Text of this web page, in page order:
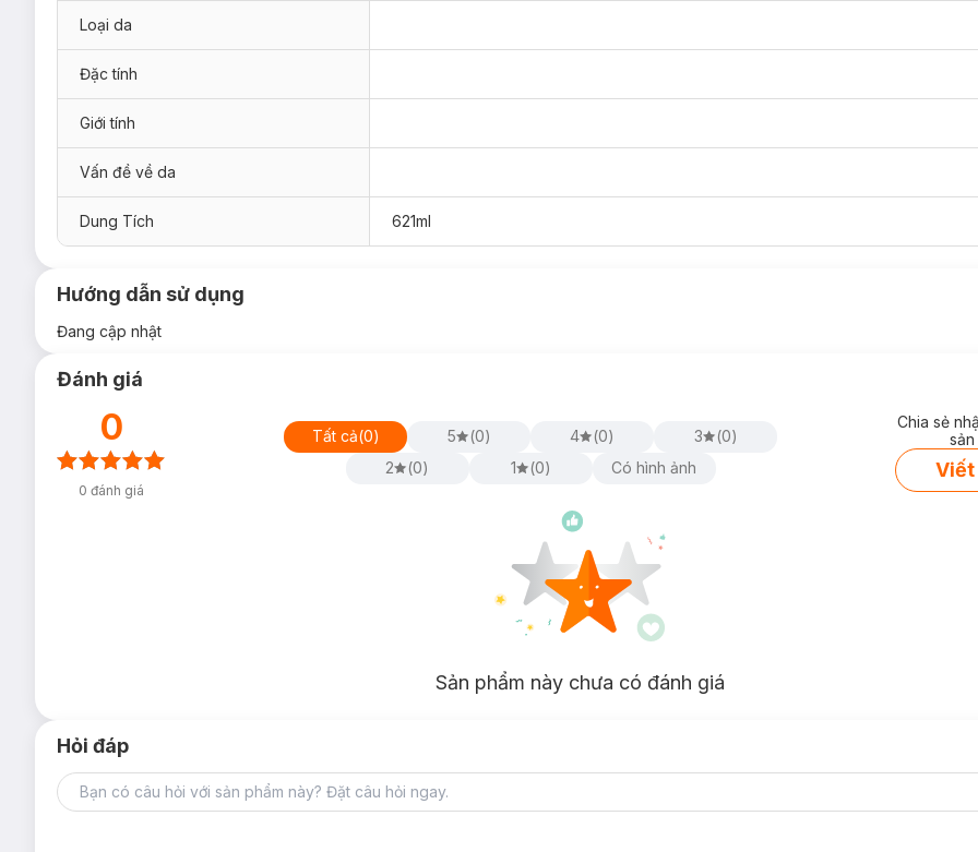
Loại da
Đặc tính
Giới tính
Vấn đề về da
Dung Tích 621ml
Hướng dẫn sử dụng
Đang cập nhật
Đánh giá
0
0 đánh giá
Tất cả(0) 5 (0) 4 (0) 3 (0)
2
(0) 1 (0) Có hình ảnh
Chia sẻ
Viết
Sản phẩm này chưa có đánh giá
Hỏi đáp